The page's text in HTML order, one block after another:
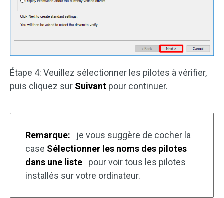
Étape 4: Veuillez sélectionner les pilotes à vérifier,
puis cliquez sur Suivant pour continuer.
Remarque:
je vous suggère de cocher la
case Sélectionner les noms des pilotes
dans une liste
pour voir tous les pilotes
installés sur votre ordinateur.